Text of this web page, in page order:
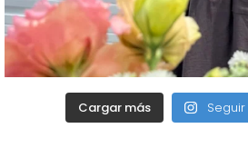
Cargar más